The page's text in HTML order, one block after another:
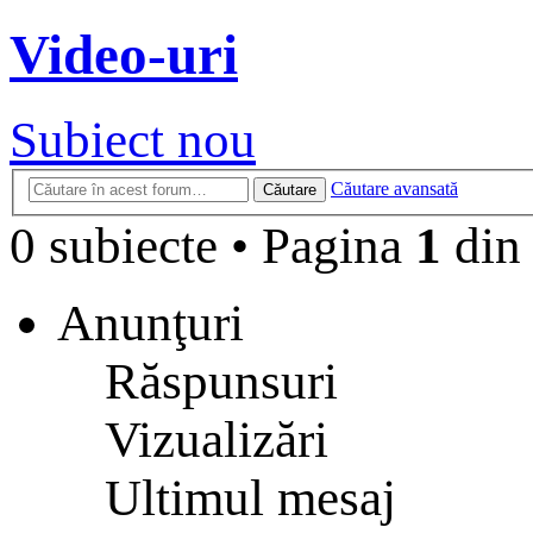
Video-uri
Subiect nou
Căutare Căutare avansată
0 subiecte • Pagina 1 din
Anunţuri
Răspunsuri
Vizualizări
Ultimul mesaj